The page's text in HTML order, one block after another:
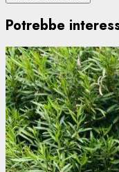
Potrebbe